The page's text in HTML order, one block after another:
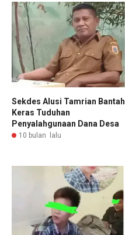
Sekdes Alusi Tamrian Bantah
Keras Tuduhan
Penyalahgunaan Dana Desa
10 bulan lalu